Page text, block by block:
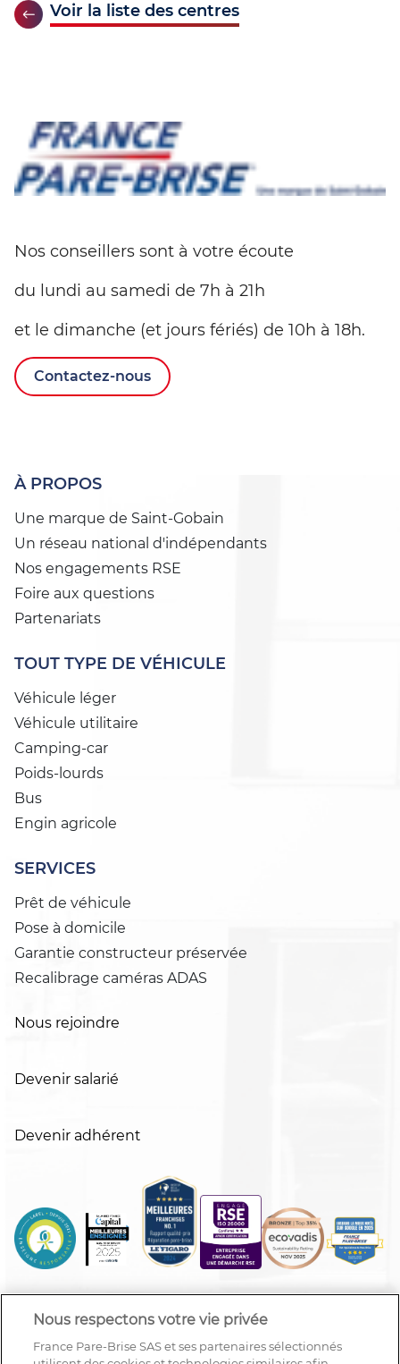
Voir la liste des centres
Nos conseillers sont à votre écoute
du lundi au samedi de 7h à 21h
et le dimanche (et jours fériés) de 10h à 18h.
Contactez-nous
À PROPOS
Une marque de Saint-Gobain
Un réseau national d'indépendants
Nos engagements RSE
Foire aux questions
Partenariats
TOUT TYPE DE VÉHICULE
Véhicule léger
Véhicule utilitaire
Camping-car
Poids-lourds
Bus
Engin agricole
SERVICES
Prêt de véhicule
Pose à domicile
Garantie constructeur préservée
Recalibrage caméras ADAS
Nous rejoindre
Devenir salarié
Devenir adhérent
Nous respectons votre vie privée
France Pare-Brise SAS et ses partenaires sélectionnés